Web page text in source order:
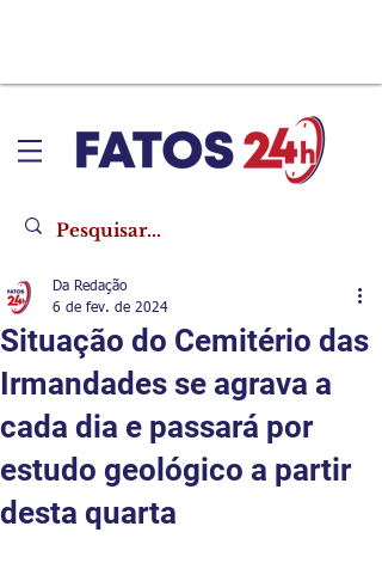
Situação do Cemitério das
Irmandades se agrava a
cada dia e passará por
estudo geológico a partir
desta quarta
Da Redação
6 de fev. de 2024